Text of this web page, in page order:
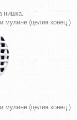
нишка.
мулине (целия конец )
мулине (целия конец )